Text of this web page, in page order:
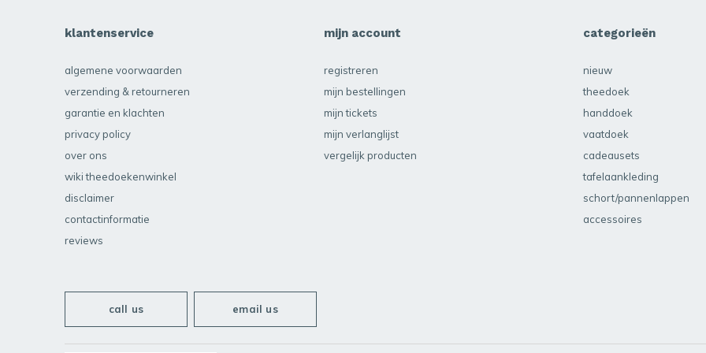
klantenservice
algemene voorwaarden
verzending & retourneren
garantie en klachten
privacy policy
over ons
wiki theedoekenwinkel
disclaimer
contactinformatie
reviews
mijn account
registreren
mijn bestellingen
mijn tickets
mijn verlanglijst
vergelijk producten
categorieën
nieuw
theedoek
handdoek
vaatdoek
cadeausets
tafelaankleding
schort/pannenlappen
accessoires
call us email us